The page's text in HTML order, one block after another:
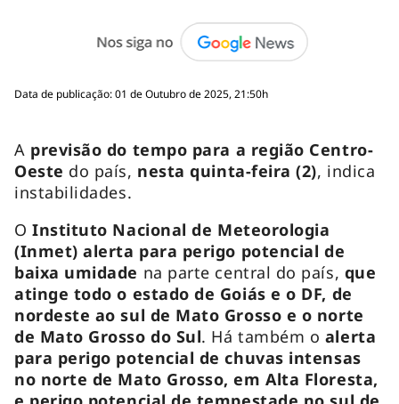
Data de publicação: 01 de Outubro de 2025, 21:50h
A previsão do tempo para a região Centro-
Oeste do país, nesta quinta-feira (2), indica
instabilidades.
OInstituto Nacional de Meteorologia
(Inmet) alerta para perigo potencial de
baixa umidade na parte central do país, que
atinge todo o estado de Goiás e o DF, de
nordeste ao sul de Mato Grosso e o norte
de Mato Grosso do Sul. Há também o alerta
para perigo potencial de chuvas intensas
no norte de Mato Grosso, em Alta Floresta,